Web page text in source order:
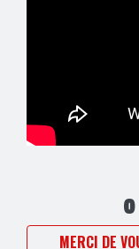
MERCI DE